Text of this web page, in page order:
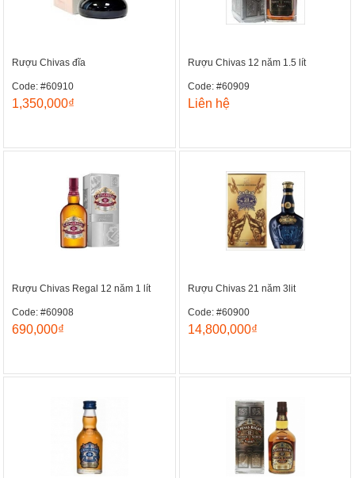
Rượu Chivas đĩa
Code: #60910
1,350,000₫
Rượu Chivas 12 năm 1.5 lít
Code: #60909
Liên hệ
Rượu Chivas Regal 12 năm 1 lít
Code: #60908
690,000₫
Rượu Chivas 21 năm 3lit
Code: #60900
14,800,000₫